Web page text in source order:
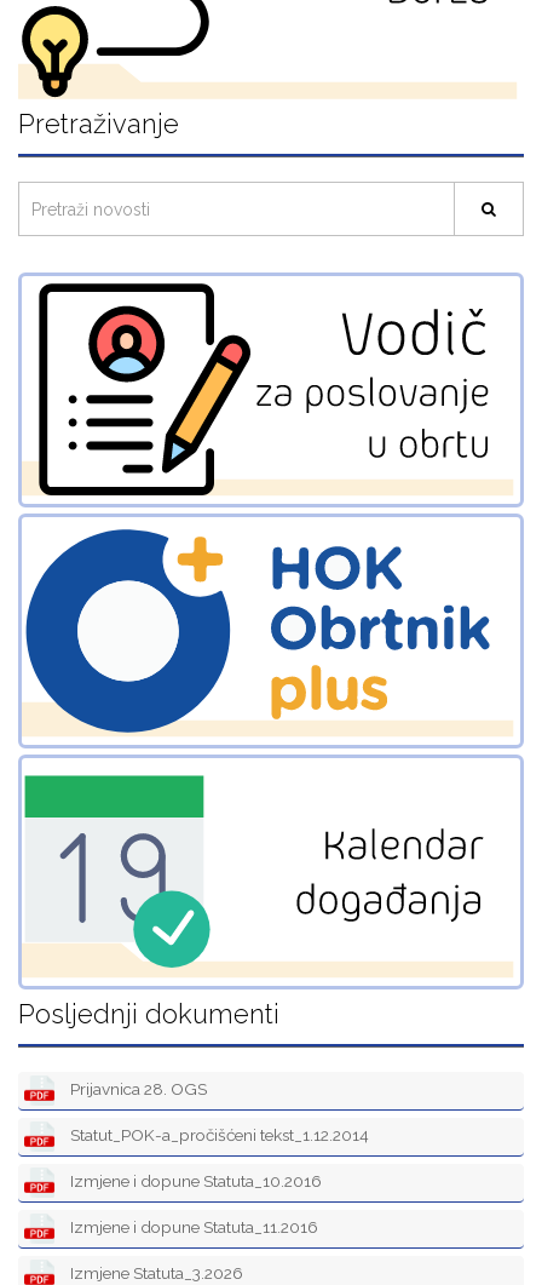
Pretraživanje
Posljednji dokumenti
Prijavnica 28. OGS
Statut_POK-a_pročišćeni tekst_1.12.2014
Izmjene i dopune Statuta_10.2016
Izmjene i dopune Statuta_11.2016
Izmjene Statuta_3.2026